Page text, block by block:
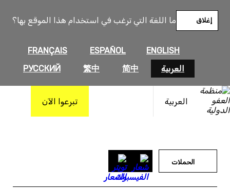
ما اللغة التي ترغب في استخدام هذا الموقع بها؟
ENGLISH
ESPAÑOL
FRANÇAIS
العربية
简中
繁中
РУССКИЙ
إغلاق
العربية تبرعوا الآن
المحتوى
الحملات